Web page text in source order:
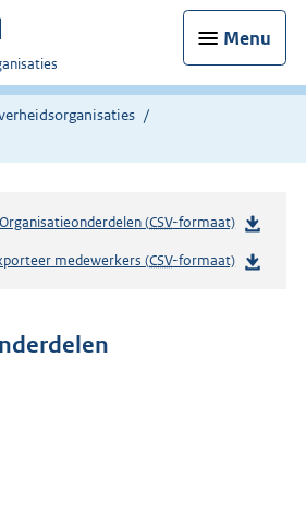
Menu
(CSV-formaat)
medewerkers (CSV-formaat)